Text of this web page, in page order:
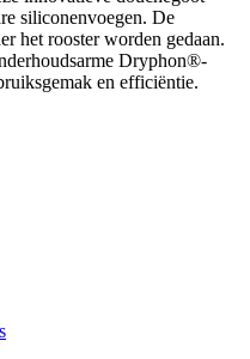
siliconenvoegen. De
het rooster worden gedaan.
Dryphon®-
en efficiëntie.